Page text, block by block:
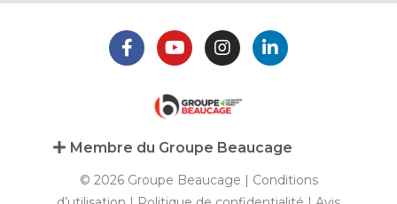
Membre du Groupe Beaucage
© 2026 Groupe Beaucage | Conditions